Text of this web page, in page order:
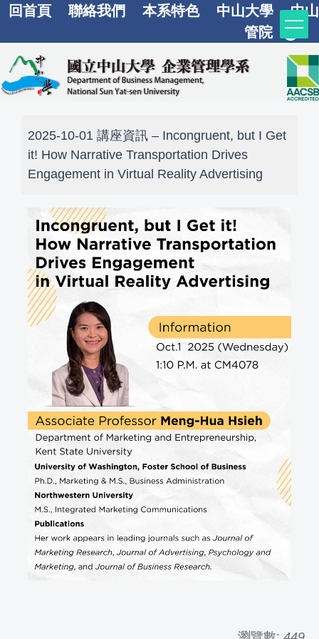
跳
要
內
回首頁 聯絡我們 本系特色 中山大學
中山
管院
2025-10-01 講座資訊 – Incongruent, but I Get
it! How Narrative Transportation Drives
Engagement in Virtual Reality Advertising